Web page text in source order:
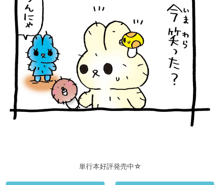
単行本好評発売中☆